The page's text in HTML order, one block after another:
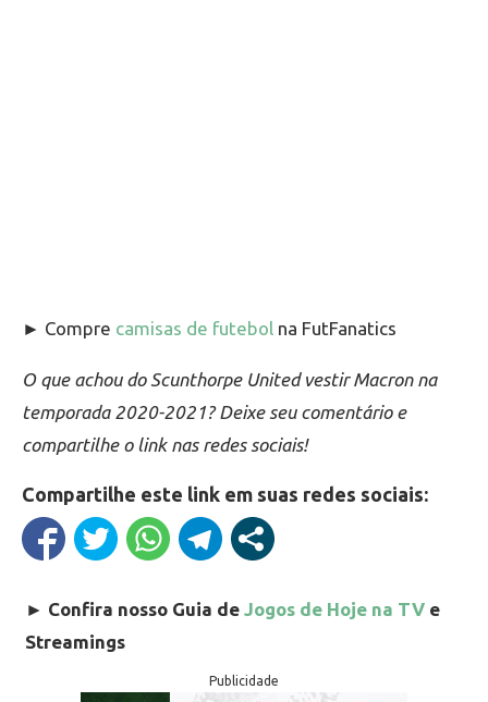
► Compre camisas de futebol na FutFanatics
O que achou do Scunthorpe United vestir Macron na
temporada 2020-2021? Deixe seu comentário e
compartilhe o link nas redes sociais!
Compartilhe este link em suas redes sociais:
► Confira nosso Guia de Jogos de Hoje na TV e
Streamings
Publicidade